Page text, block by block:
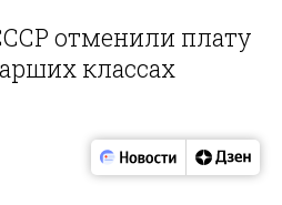
отменили плату
классах